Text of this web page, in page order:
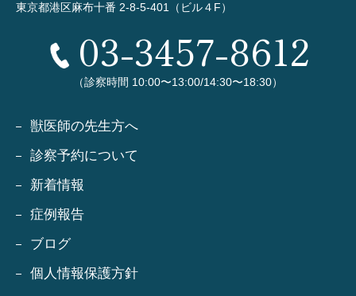
東京都港区麻布十番 2-8-5-401（ビル４F）
03-3457-8612
（診察時間 10:00〜13:00/14:30〜18:30）
獣医師の先生方へ
診察予約について
新着情報
症例報告
ブログ
個人情報保護方針